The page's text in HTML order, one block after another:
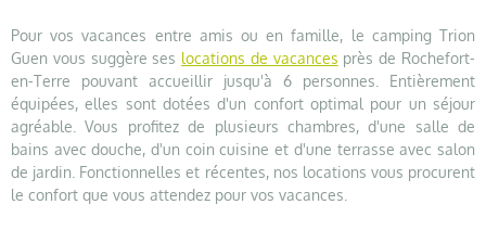
Pour vos vacances entre amis ou en famille, le camping Trion
Guen vous suggère ses locations de vacances près de Rochefort-
en-Terre pouvant accueillir jusqu'à 6 personnes. Entièrement
équipées, elles sont dotées d'un confort optimal pour un séjour
agréable. Vous profitez de plusieurs chambres, d'une salle de
bains avec douche, d'un coin cuisine et d'une terrasse avec salon
de jardin. Fonctionnelles et récentes, nos locations vous procurent
le confort que vous attendez pour vos vacances.